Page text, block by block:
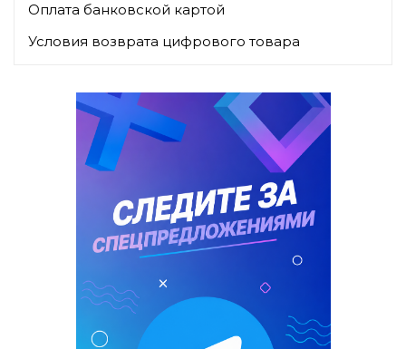
Оплата банковской картой
Условия возврата цифрового товара